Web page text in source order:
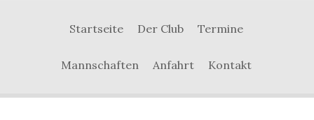
Startseite Der Club Termine
Mannschaften Anfahrt Kontakt